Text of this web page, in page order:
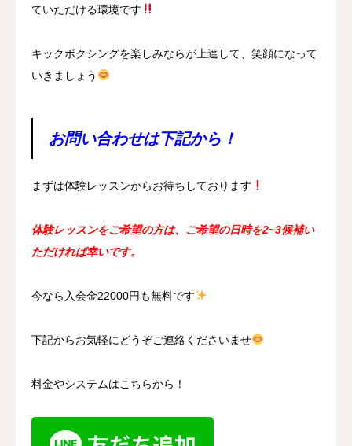
ていただける環境です
キックボクシングを楽しみならが上達して、笑顔になって
いきましょう
お問い合わせは下記から！
まずは体験レッスンからお待ちしております
体験レッスンをご希望の方は、ご希望の日時を2~3候補い
ただければ幸いです。
今なら入会金22000円も無料です
下記からお気軽にどうぞご連絡くださいませ
料金やシステムはこちらから！